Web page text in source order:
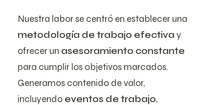
Nuestra labor se centró en establecer una
metodología de trabajo efectiva y
ofrecer un asesoramiento constante
para cumplir los objetivos marcados.
Generamos contenido de valor,
incluyendo eventos de trabajo,